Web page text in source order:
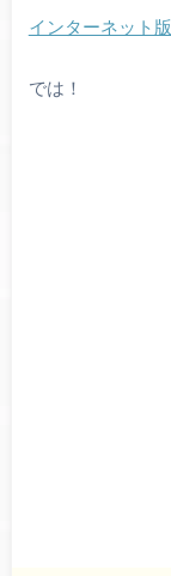
インターネット
では！